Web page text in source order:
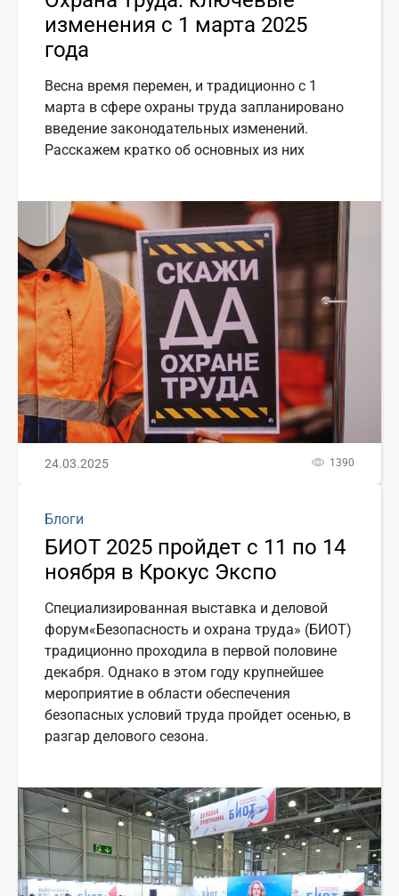
изменения с 1 марта 2025
года
Весна время перемен, и традиционно с 1
марта в сфере охраны труда запланировано
введение законодательных изменений.
Расскажем кратко об основных из них
24.03.2025 1390
Блоги
БИОТ 2025 пройдет с 11 по 14
ноября в Крокус Экспо
Специализированная выставка и деловой
форум«Безопасность и охрана труда» (БИОТ)
традиционно проходила в первой половине
декабря. Однако в этом году крупнейшее
мероприятие в области обеспечения
безопасных условий труда пройдет осенью, в
разгар делового сезона.